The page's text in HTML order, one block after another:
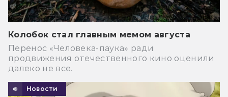
Колобок стал главным мемом августа
Перенос «Человека-паука» ради
продвижения отечественного кино оценили
далеко не все.
Новости